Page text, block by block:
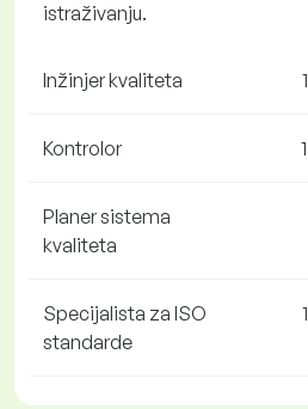
istraživanju.
Inžinjer kvaliteta
Kontrolor
Planer sistema
kvaliteta
Specijalista za ISO
standarde